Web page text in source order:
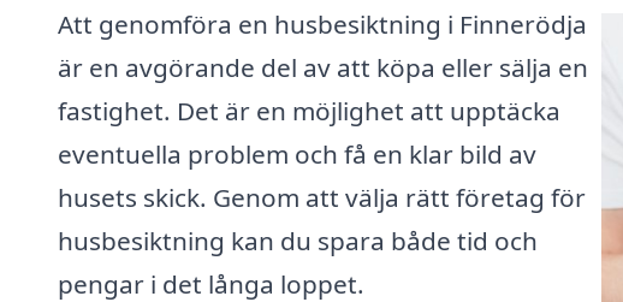
Att genomföra en husbesiktning i Finnerödja
är en avgörande del av att köpa eller sälja en
fastighet. Det är en möjlighet att upptäcka
eventuella problem och få en klar bild av
husets skick. Genom att välja rätt företag för
husbesiktning kan du spara både tid och
pengar i det långa loppet.